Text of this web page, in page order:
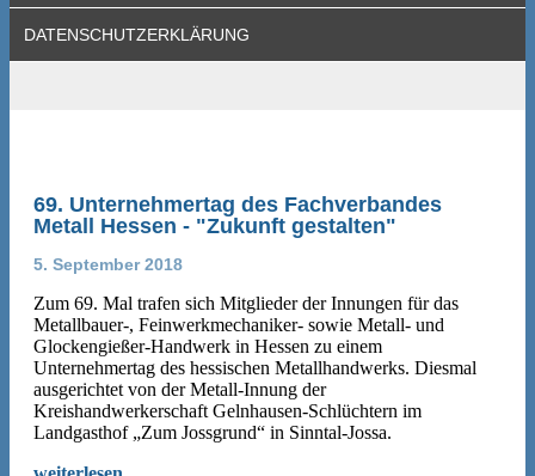
DATENSCHUTZERKLÄRUNG
69. Unternehmertag des Fachverbandes
Metall Hessen - "Zukunft gestalten"
5. September 2018
Zum 69. Mal trafen sich Mitglieder der Innungen für das
Metallbauer-, Feinwerkmechaniker- sowie Metall- und
Glockengießer-Handwerk in Hessen zu einem
Unternehmertag des hessischen Metallhandwerks. Diesmal
ausgerichtet von der Metall-Innung der
Kreishandwerkerschaft Gelnhausen-Schlüchtern im
Landgasthof „Zum Jossgrund“ in Sinntal-Jossa.